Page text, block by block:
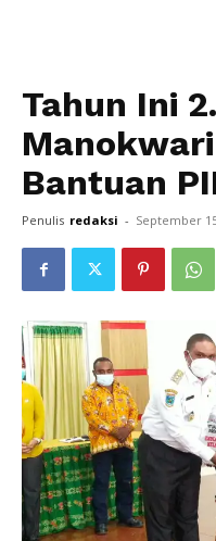
Tahun Ini
Bantuan
Penulis redaksi - September